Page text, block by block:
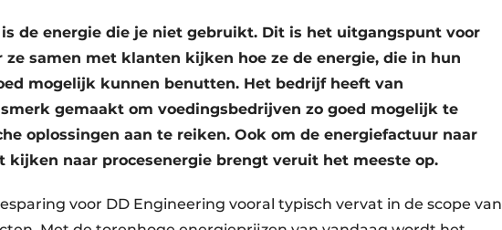
de energie die je niet gebruikt. Dit is het uitgangspunt voor
ze samen met klanten kijken hoe ze de energie, die in hun
mogelijk kunnen benutten. Het bedrijf heeft van
gemaakt om voedingsbedrijven zo goed mogelijk te
oplossingen aan te reiken. Ook om de energiefactuur naar
kijken naar procesenergie brengt veruit het meeste op.
voor DD Engineering vooral typisch vervat in de scope van